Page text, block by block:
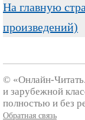
На главную
произведений)
© «Онлайн-
и зарубежной
полностью и без
Обратная связь